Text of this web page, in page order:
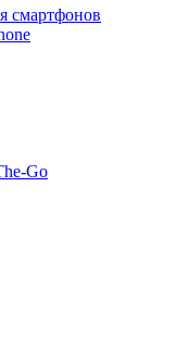
смартфонов
Go